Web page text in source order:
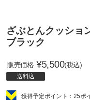
ざぶとんクッショ
ブラック
販売価格 ¥5,500(税込)
送料込
獲得予定ポイント：25ポ